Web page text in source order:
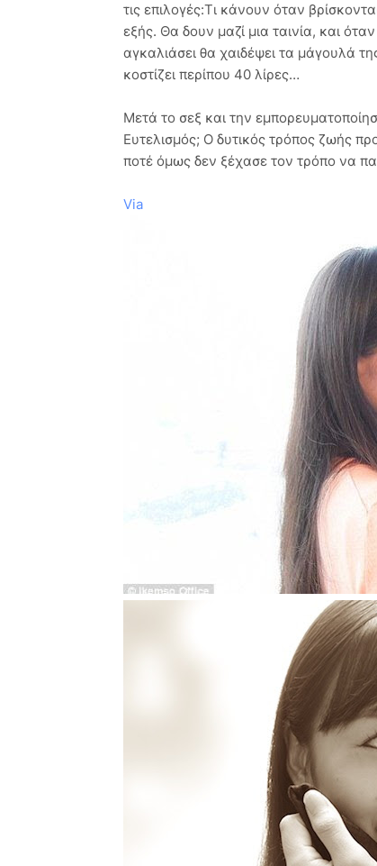
τις επιλογές:Τι κάνουν όταν
εξής. Θα δουν μαζί μια ταινία, και
αγκαλιάσει θα χαιδέψει τα μάγουλά
κοστίζει περίπου 40 λίρες…
Μετά το σεξ και την
Ευτελισμός; Ο δυτικός τρόπος ζωής
ποτέ όμως δεν ξέχασε τον τρόπο να
Via